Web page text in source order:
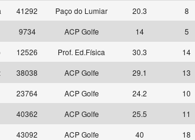
41292 Paço do Lumiar 20.3
8
9734 ACP Golfe 14
5
12526 Prof. Ed.Física 30.3
14
38038 ACP Golfe 29.1
13
23764 ACP Golfe 24.2
10
40362 ACP Golfe 25.5
11
43092 ACP Golfe 40
18